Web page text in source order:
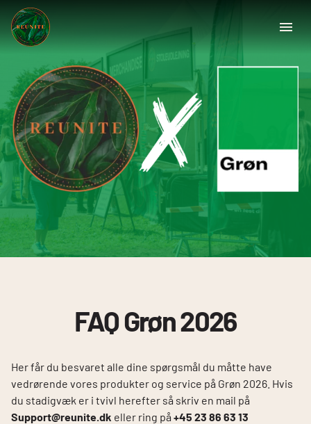
FAQ Grøn 2026
Her får du besvaret alle dine spørgsmål du måtte have
vedrørende vores produkter og service på Grøn 2026. Hvis
du stadigvæk er i tvivl herefter så skriv en mail på
Support@reunite.dk eller ring på +45 23 86 63 13